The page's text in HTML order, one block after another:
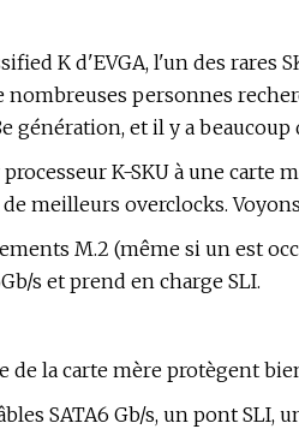
K d'EVGA, l'un des rares
personnes
génération, et il y a
K-SKU à une carte
meilleurs overclocks.
M.2 (même si un est
s et prend en charge SLI.
de la carte mère protègent
SATA6 Gb/s, un pont SLI,